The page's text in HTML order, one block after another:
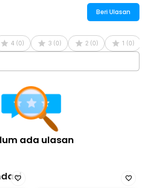
Beri Ulasan
4 (0) 3 (0) 2 (0) 1 (0)
ada ulasan